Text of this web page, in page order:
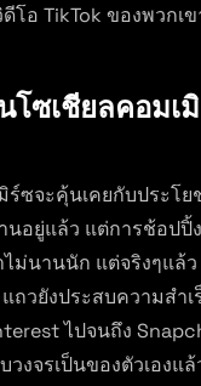
อ TikTok ของพวกเข
ซเชียลคอมเ
ซจะคุ้นเคยกับประโ
นอยู่แล้ว แต่การช้อปปิ้
ไม่นานนัก แต่จริงๆแล้
ถวยังประสบความสำเ
ไปจนถึง
งจรเป็นของตัวเองแล้